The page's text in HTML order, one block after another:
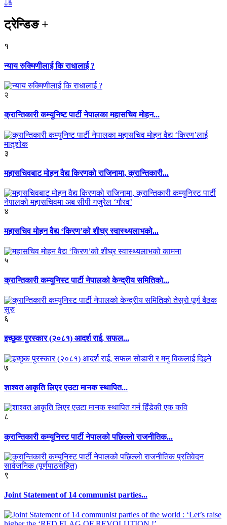
ट्रेन्डिङ+
१
न्याय रुक्मिणीलाई कि राधालाई ?
२
क्रान्तिकारी कम्युनिष्ट पार्टी नेपालका महासचिव मोहन...
३
महासचिवबाट मोहन वैद्य किरणको राजिनामा, क्रान्तिकारी...
४
महासचिव मोहन वैद्य ‘किरण’को शीघ्र स्वास्थ्यलाभको...
५
क्रान्तिकारी कम्युनिस्ट पार्टी नेपालको केन्द्रीय समितिको...
६
इच्छुक पुरस्कार (२०८१) आदर्श राई, सफल...
७
शाश्वत आकृति लिएर एउटा मानक स्थापित...
८
क्रान्तिकारी कम्युनिस्ट पार्टी नेपालको पछिल्लो राजनीतिक...
९
Joint Statement of 14 communist parties...